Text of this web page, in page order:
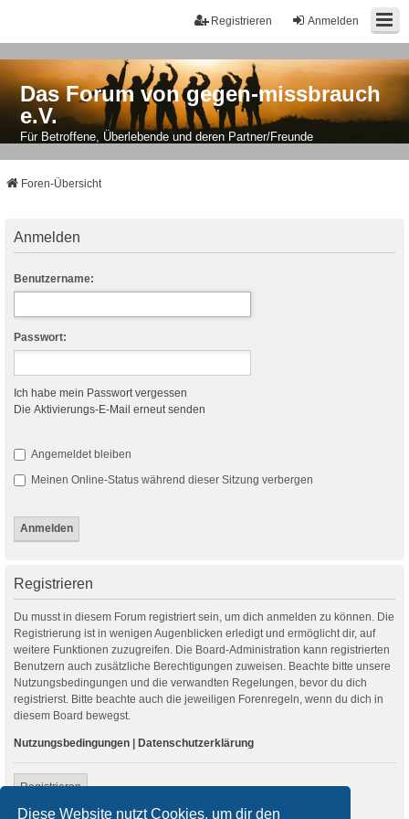
Diese Website nutzt Cookies, um dir den
Anmelden
Registrieren
Das Forum von gegen-missbrauch
e.V.
Für Betroffene, Überlebende und deren Partner/Freunde
Foren-Übersicht
Anmelden
Benutzername:
Passwort:
Ich habe mein Passwort vergessen
Die Aktivierungs-E-Mail erneut senden
Angemeldet bleiben
Meinen Online-Status während dieser Sitzung verbergen
Registrieren
Du musst in diesem Forum registriert sein, um dich anmelden zu können. Die
Registrierung ist in wenigen Augenblicken erledigt und ermöglicht dir, auf
weitere Funktionen zuzugreifen. Die Board-Administration kann registrierten
Benutzern auch zusätzliche Berechtigungen zuweisen. Beachte bitte unsere
Nutzungsbedingungen und die verwandten Regelungen, bevor du dich
registrierst. Bitte beachte auch die jeweiligen Forenregeln, wenn du dich in
diesem Board bewegst.
Nutzungsbedingungen | Datenschutzerklärung
Registrieren